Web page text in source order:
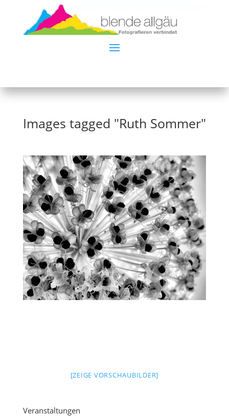
Images tagged "Ruth Sommer"
[ZEIGE VORSCHAUBILDER]
Veranstaltungen